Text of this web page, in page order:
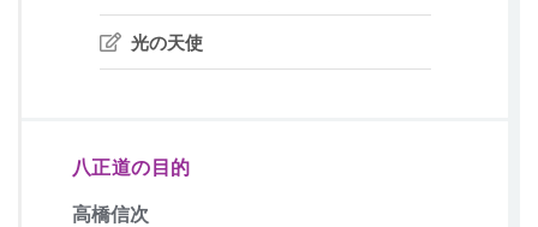
光の天使
八正道の目的
高橋信次